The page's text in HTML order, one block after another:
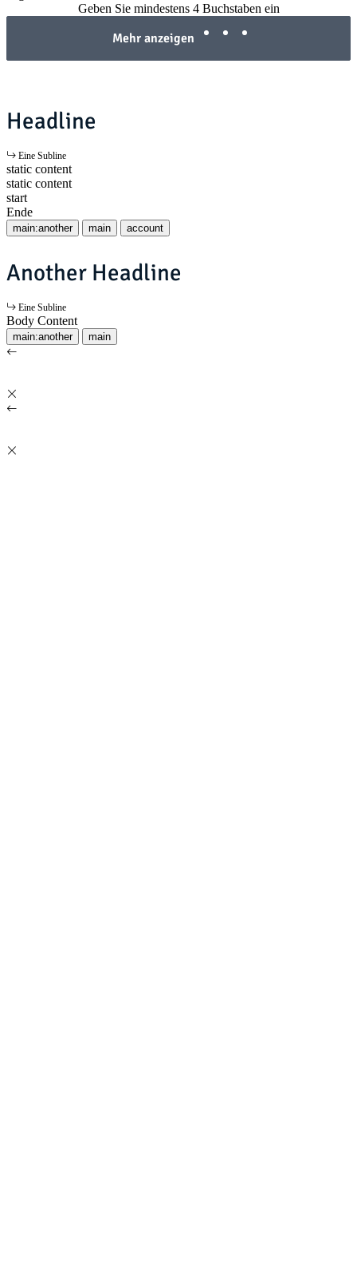
Geben Sie mindestens 4 Buchstaben ein
Mehr anzeigen
Headline
Eine Subline
static content
static content
start
Ende
main:another main account
Another Headline
Eine Subline
Body Content
main:another main